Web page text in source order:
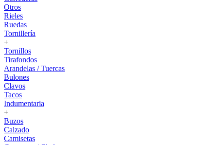
Otros
Rieles
Ruedas
Tornillería
+
Tornillos
Tirafondos
Arandelas / Tuercas
Bulones
Clavos
Tacos
Indumentaria
+
Buzos
Calzado
Camisetas